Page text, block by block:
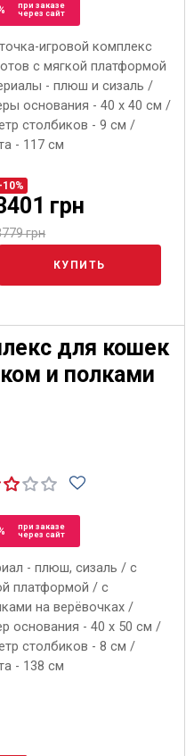
при заказе
через сайт
игровой комплекс
с мягкой платформой
- плюш и сизаль /
основания - 40 x 40 см /
столбиков - 9 см /
- 117 см
-10%
грн
грн
КУПИТЬ
для кошек
и полками
при заказе
через сайт
- плюш, сизаль / с
платформой / с
на верёвочках /
основания - 40 x 50 см /
столбиков - 8 см /
- 138 см